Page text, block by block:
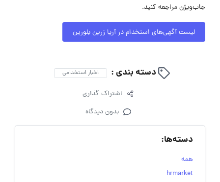
جاب‌ویژن مراجعه کنید.
لیست آگهی‌های استخدام در آریا زرین بلورین
دسته بندی : اخبار استخدامی
اشتراک گذاری
بدون دیدگاه
دسته‌ها:
همه
hrmarket